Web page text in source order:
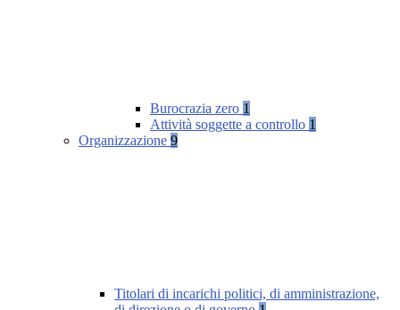
Burocrazia zero 1
Attività soggette a controllo 1
Organizzazione 9
Titolari di incarichi politici, di amministrazione,